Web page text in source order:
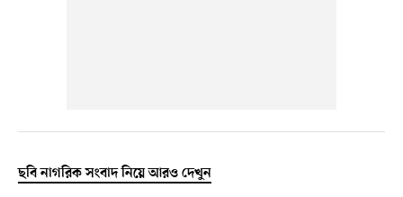
ছবি নাগরিক সংবাদ নিয়ে আরও দেখুন